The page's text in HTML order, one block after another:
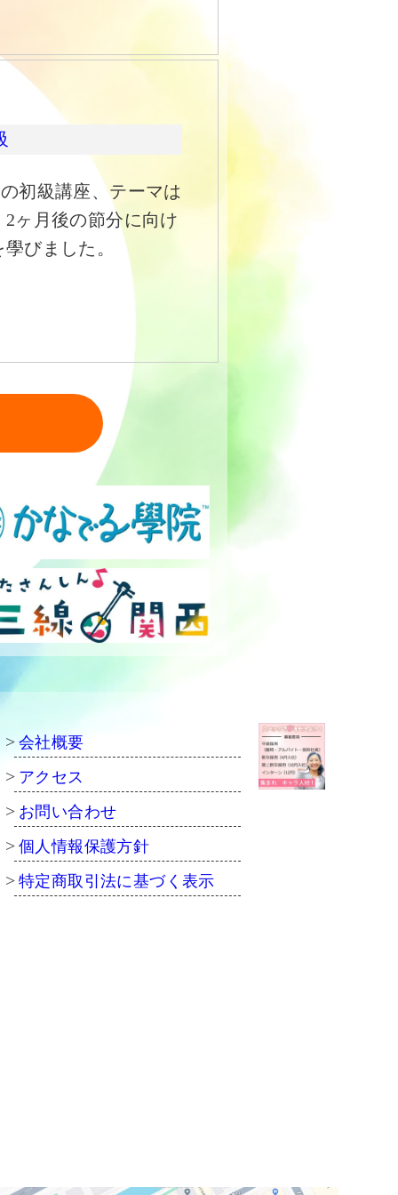
初級講座、テーマは
ヶ月後の節分に向け
びました。
会社概要
アクセス
お問い合わせ
個人情報保護方針
特定商取引法に基づく表示